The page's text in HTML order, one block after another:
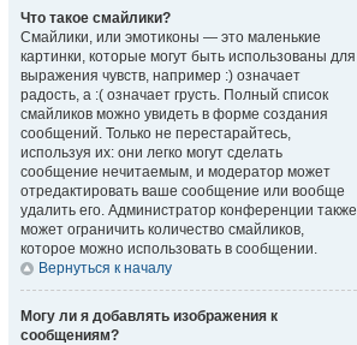
Что такое смайлики?
Смайлики, или эмотиконы — это маленькие
картинки, которые могут быть использованы для
выражения чувств, например :) означает
радость, а :( означает грусть. Полный список
смайликов можно увидеть в форме создания
сообщений. Только не перестарайтесь,
используя их: они легко могут сделать
сообщение нечитаемым, и модератор может
отредактировать ваше сообщение или вообще
удалить его. Администратор конференции также
может ограничить количество смайликов,
которое можно использовать в сообщении.
Вернуться к началу
Могу ли я добавлять изображения к
сообщениям?